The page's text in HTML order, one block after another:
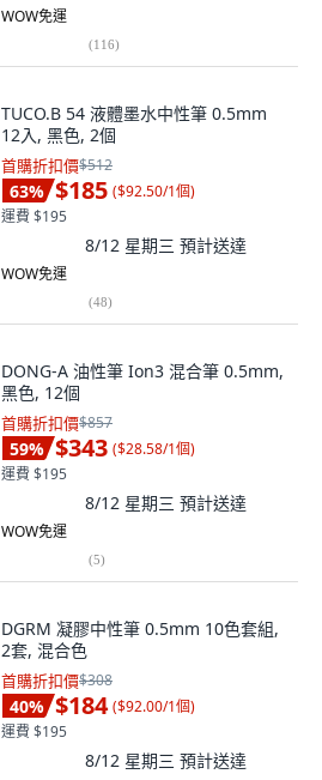
WOW免運
(116)
TUCO.B 54 液體墨水中性筆 0.5mm
12入, 黑色, 2個
首購折扣價$512
63% $185 ($92.50/1個)
運費 $195
8/12 星期三 預計送達
WOW免運
(48)
DONG-A 油性筆 Ion3 混合筆 0.5mm,
黑色, 12個
首購折扣價$857
59% $343 ($28.58/1個)
運費 $195
8/12 星期三 預計送達
WOW免運
(5)
DGRM 凝膠中性筆 0.5mm 10色套組,
2套, 混合色
首購折扣價$308
40% $184 ($92.00/1個)
運費 $195
8/12 星期三 預計送達